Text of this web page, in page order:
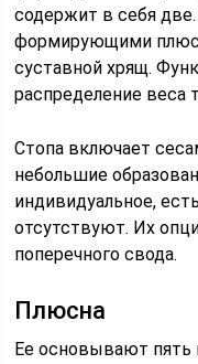
содержит в себя
формирующими
суставной хрящ.
распределение веса
Стопа включает
небольшие
индивидуальное,
отсутствуют. Их
поперечного свода.
Плюсна
Ее основывают пять